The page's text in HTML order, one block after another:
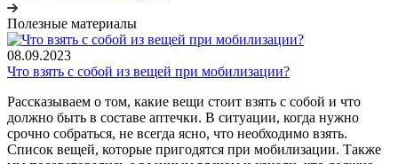
Полезные материалы
08.09.2023
Что взять с собой из вещей при мобилизации?
Рассказываем о том, какие вещи стоит взять с собой и что
должно быть в составе аптечки. В ситуации, когда нужно
срочно собраться, не всегда ясно, что необходимо взять.
Список вещей, которые пригодятся при мобилизации. Также